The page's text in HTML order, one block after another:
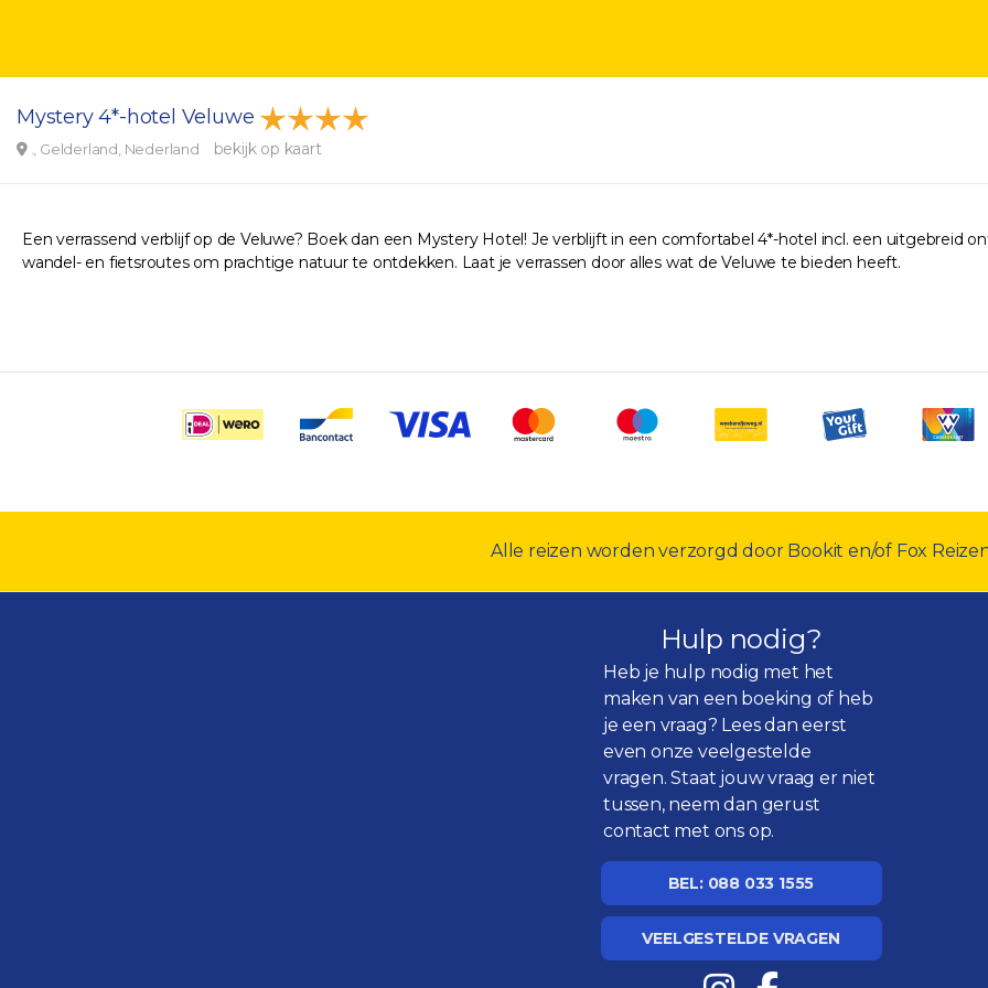
Mystery 4*-hotel Veluwe
., Gelderland, Nederland bekijk op kaart
Een verrassend verblijf op de Veluwe? Boek dan een Mystery Hotel! Je verblijft in een comfortabel 4*-hotel incl. een uitgebreid
wandel- en fietsroutes om prachtige natuur te ontdekken. Laat je verrassen door alles wat de Veluwe te bieden heeft.
Alle reizen worden verzorgd door Bookit en/of Fox
Hulp nodig?
Heb je hulp nodig met het
maken van een boeking of heb
je een vraag? Lees dan eerst
even onzeveelgestelde
vragen. Staat jouw vraag er niet
tussen, neem dan gerust
contact met ons op.
BEL: 088 033 1555
VEELGESTELDE VRAGEN